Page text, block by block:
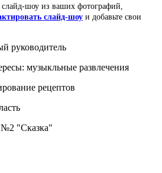
шоу из ваших фотографий,
слайд-шоу и добавьте свои
руководитель
музыкльные развлечения
рецептов
"Сказка"